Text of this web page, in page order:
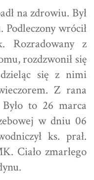
na zdrowiu. Był
Podleczony wrócił
z
rozdzwonił się
się z nimi
Z rana
to 26 marca
w dniu 06
ks. prał.
Ciało zmarłego